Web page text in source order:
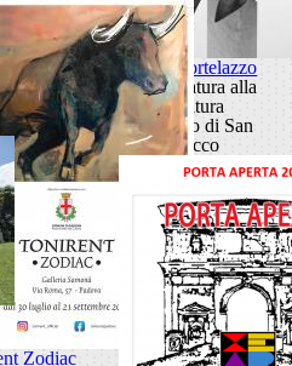
Gino Cortelazzo
Dalla natura alla
scultura
Oratorio di San
Rocco
Zodiac